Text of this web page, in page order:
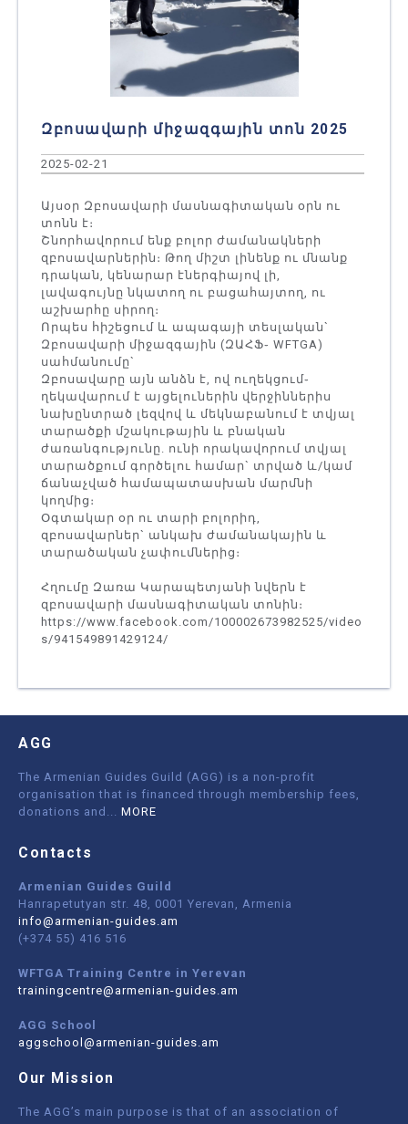
Զբոսավարի միջազգային տոն 2025
2025-02-21
Այսօր Զբոսավարի մասնագիտական օրն ու
տոնն է։
Շնորհավորում ենք բոլոր ժամանակների
զբոսավարներին։ Թող միշտ լինենք ու մնանք
դրական, կենարար էներգիայով լի,
լավագույնը նկատող ու բացահայտող, ու
աշխարհը սիրող։
Որպես հիշեցում և ապագայի տեսլական`
Զբոսավարի միջազգային (ԶԱՀՖ֊ WFTGA)
սահմանումը`
Զբոսավարը այն անձն է, ով ուղեկցում֊
ղեկավարում է այցելուներին վերջիններիս
նախընտրած լեզվով և մեկնաբանում է տվյալ
տարածքի մշակութային և բնական
ժառանգությունը. ունի որակավորում տվյալ
տարածքում գործելու համար` տրված և/կամ
ճանաչված համապատասխան մարմնի
կողմից։
Օգտակար օր ու տարի բոլորիդ,
զբոսավարներ` անկախ ժամանակային և
տարածական չափումներից։
Հղումը Զառա Կարապետյանի նվերն է
զբոսավարի մասնագիտական տոնին։
https://www.facebook.com/100002673982525/video
s/941549891429124/
AGG
The Armenian Guides Guild (AGG) is a non-profit
organisation that is financed through membership fees,
donations and
MORE
Contacts
Armenian Guides Guild
Hanrapetutyan str. 48, 0001 Yerevan, Armenia
info@armenian-guides.am
(+374 55) 416 516
WFTGA Training Centre in Yerevan
trainingcentre@armenian-guides.am
AGG School
aggschool@armenian-guides.am
Our Mission
The AGG’s main purpose is that of an association of